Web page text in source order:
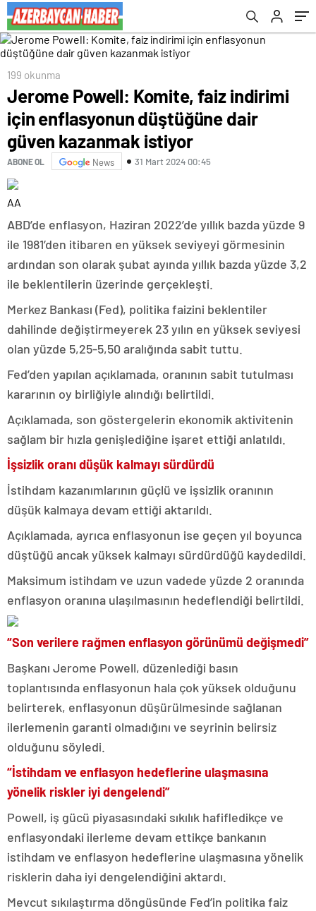
kazanmak istiyor
199 okunma
Jerome Powell: Komite, faiz indirimi
için enflasyonun düştüğüne dair
güven kazanmak istiyor
ABONE OL News 31 Mart 2024 00:45
AA
ABD’de enflasyon, Haziran 2022’de yıllık bazda yüzde 9
ile 1981’den itibaren en yüksek seviyeyi görmesinin
ardından son olarak şubat ayında yıllık bazda yüzde 3,2
ile beklentilerin üzerinde gerçekleşti.
Merkez Bankası (Fed), politika faizini beklentiler
dahilinde değiştirmeyerek 23 yılın en yüksek seviyesi
olan yüzde 5,25-5,50 aralığında sabit tuttu.
Fed’den yapılan açıklamada, oranının sabit tutulması
kararının oy birliğiyle alındığı belirtildi.
Açıklamada, son göstergelerin ekonomik aktivitenin
sağlam bir hızla genişlediğine işaret ettiği anlatıldı.
İşsizlik oranı düşük kalmayı sürdürdü
İstihdam kazanımlarının güçlü ve işsizlik oranının
düşük kalmaya devam ettiği aktarıldı.
Açıklamada, ayrıca enflasyonun ise geçen yıl boyunca
düştüğü ancak yüksek kalmayı sürdürdüğü kaydedildi.
Maksimum istihdam ve uzun vadede yüzde 2 oranında
enflasyon oranına ulaşılmasının hedeflendiği belirtildi.
“Son verilere rağmen enflasyon görünümü değişmedi”
Başkanı Jerome Powell, düzenlediği basın
toplantısında enflasyonun hala çok yüksek olduğunu
belirterek, enflasyonun düşürülmesinde sağlanan
ilerlemenin garanti olmadığını ve seyrinin belirsiz
olduğunu söyledi.
“İstihdam ve enflasyon hedeflerine ulaşmasına
yönelik riskler iyi dengelendi”
Powell, iş gücü piyasasındaki sıkılık hafifledikçe ve
enflasyondaki ilerleme devam ettikçe bankanın
istihdam ve enflasyon hedeflerine ulaşmasına yönelik
risklerin daha iyi dengelendiğini aktardı.
Mevcut sıkılaştırma döngüsünde Fed’in politika faiz